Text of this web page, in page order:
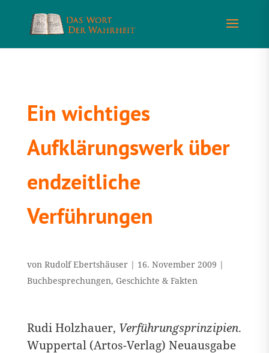
Ein wichtiges
Aufklärungswerk über
endzeitliche
Verführungen
von Rudolf Ebertshäuser| 16. November 2009 |
Buchbesprechungen, Geschichte & Fakten
Rudi Holzhauer, Verführungsprinzipien.
Wuppertal (Artos-Verlag) Neuausgabe